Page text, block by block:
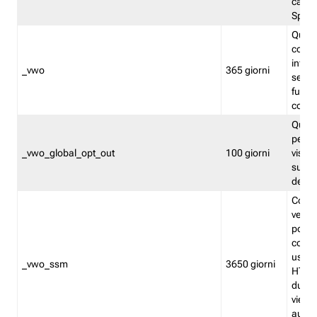
Split
_vwo 365 giorni
_vwo_global_opt_out 100 giorni
su
_vwo_ssm 3650 giorni
viene